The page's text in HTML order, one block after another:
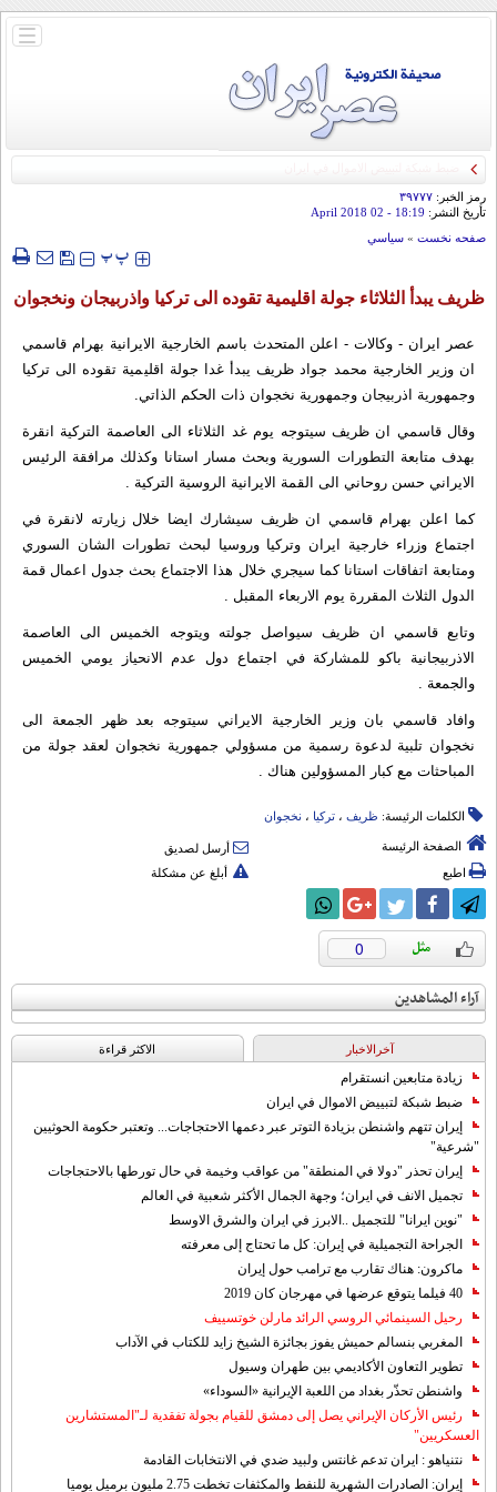
باز
رمز الخبر: ۳۹۷۷۷
تأريخ النشر: 18:19
- 02 April 2018
صفحه نخست » سياسي
‍‍‍ پپ
ظريف يبدأ الثلاثاء جولة اقليمية تقوده الى تركيا واذربيجان ونخجوان
عصر ايران - وكالات - اعلن المتحدث باسم الخارجية الايرانية بهرام قاسمي
ان وزير الخارجية محمد جواد ظريف يبدأ غدا جولة اقليمية تقوده الى تركيا
وجمهورية اذربيجان وجمهورية نخجوان ذات الحكم الذاتي.
وقال قاسمي ان ظريف سيتوجه يوم غد الثلاثاء الى العاصمة التركية انقرة
بهدف متابعة التطورات السورية وبحث مسار استانا وكذلك مرافقة الرئيس
الايراني حسن روحاني الى القمة الايرانية الروسية التركية .
كما اعلن بهرام قاسمي ان ظريف سيشارك ايضا خلال زيارته لانقرة في
اجتماع وزراء خارجية ايران وتركيا وروسيا لبحث تطورات الشان السوري
ومتابعة اتفاقات استانا كما سيجري خلال هذا الاجتماع بحث جدول اعمال قمة
الدول الثلاث المقررة يوم الاربعاء المقبل .
وتابع قاسمي ان ظريف سيواصل جولته ويتوجه الخميس الى العاصمة
الاذربيجانية باكو للمشاركة في اجتماع دول عدم الانحياز يومي الخميس
والجمعة .
وافاد قاسمي بان وزير الخارجية الايراني سيتوجه بعد ظهر الجمعة الى
نخجوان تلبية لدعوة رسمية من مسؤولي جمهورية نخجوان لعقد جولة من
المباحثات مع كبار المسؤولين هناك .
الكلمات الرئيسة: ظریف ، ترکیا ، نخجوان
الصفحة الرئيسة
أرسل لصديق
اطبع
أبلغ عن مشكلة
0
آراء المشاهدين
آخرالاخبار الاکثر قراءة
زيادة متابعين انستقرام
ضبط شبكة لتبييض الاموال في ايران
إيران تتهم واشنطن بزيادة التوتر عبر دعمها الاحتجاجات... وتعتبر حكومة الحوثيين
"شرعية"
إيران تحذر "دولا في المنطقة" من عواقب وخيمة في حال تورطها بالاحتجاجات
تجميل الانف في ايران؛ وجهة الجمال الأكثر شعبية في العالم
"نوين ايرانا" للتجميل ..الابرز في ايران والشرق الاوسط
الجراحة التجميلية في إيران: كل ما تحتاج إلى معرفته
ماكرون: هناك تقارب مع ترامب حول إيران
40 فيلما يتوقع عرضها في مهرجان كان 2019
رحيل السينمائي الروسي الرائد مارلن خوتسييف
المغربي بنسالم حميش يفوز بجائزة الشيخ زايد للكتاب في الآداب
تطوير التعاون الأكاديمي بين طهران وسيول
واشنطن تحذّر بغداد من اللعبة الإيرانية «السوداء»
رئيس الأركان الإيراني يصل إلى دمشق للقيام بجولة تفقدية لـ"المستشارين
العسكريين"
نتنياهو : ايران تدعم غانتس ولبيد ضدي في الانتخابات القادمة
إيران: الصادرات الشهریة للنفط والمكثفات تخطت 2.75 مليون برميل يوميا